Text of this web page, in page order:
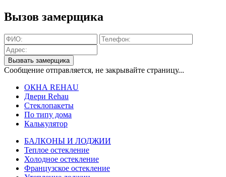
Вызов замерщика
Вызвать замерщика
Сообщение отправляется, не закрывайте страницу...
ОКНА REHAU
Двери Rehau
Стеклопакеты
По типу дома
Калькулятор
БАЛКОНЫ И ЛОДЖИИ
Теплое остекление
Холодное остекление
Французское остекление